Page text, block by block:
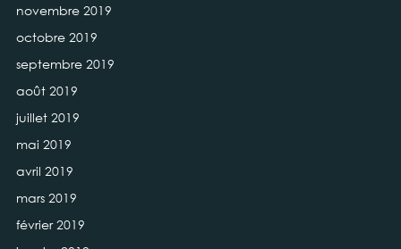
novembre 2019
octobre 2019
septembre 2019
août 2019
juillet 2019
mai 2019
avril 2019
mars 2019
février 2019